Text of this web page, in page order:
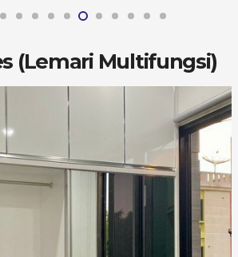
(Lemari Multifungsi)